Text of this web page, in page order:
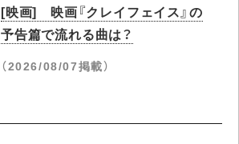
[映画] 映画『クレイフェイス』の
予告篇で流れる曲は？
（2026/08/07掲載）